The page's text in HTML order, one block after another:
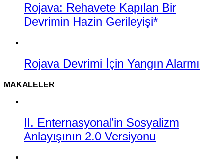
Rojava: Rehavete Kapılan Bir
Devrimin Hazin Gerileyişi*
Rojava Devrimi İçin Yangın Alarmı
MAKALELER
II. Enternasyonal’in Sosyalizm
Anlayışının 2.0 Versiyonu